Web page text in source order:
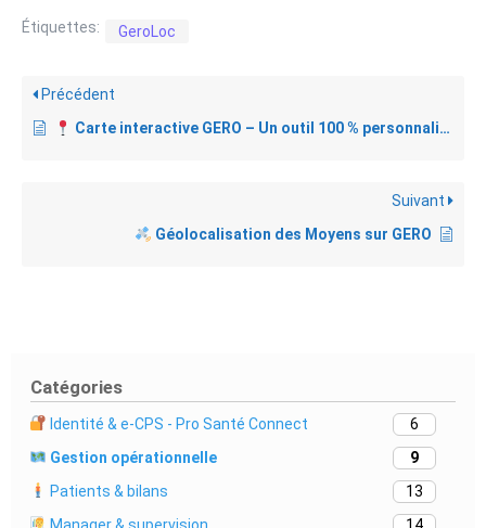
Étiquettes: GeroLoc
Précédent
Carte interactive GERO – Un outil 100 % personnalisable
Suivant
Géolocalisation des Moyens sur GERO
Catégories
Identité & e-CPS - Pro Santé Connect
6
Gestion opérationnelle
9
Patients & bilans
13